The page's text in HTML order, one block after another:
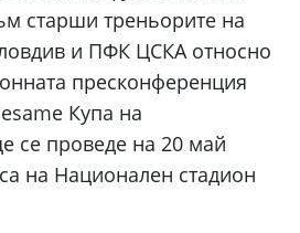
старши треньорите на
и ПФК ЦСКА относно
пресконференция
Купа на
се проведе на 20 май
на Национален стадион